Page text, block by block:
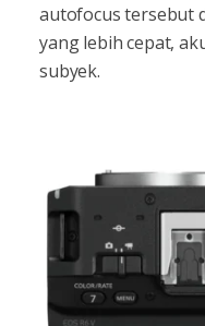
autofocus tersebut
yang lebih cepat,
subyek.